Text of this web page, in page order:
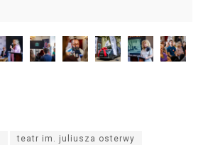
teatr im. juliusza osterwy